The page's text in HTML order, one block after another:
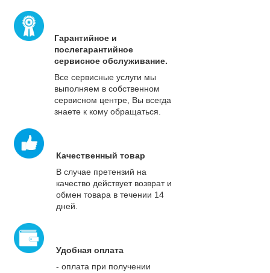
Гарантийное и
послегарантийное
сервисное обслуживание.
Все сервисные услуги мы
выполняем в собственном
сервисном центре, Вы всегда
знаете к кому обращаться.
Качественный товар
В случае претензий на
качество действует возврат и
обмен товара в течении 14
дней.
Удобная оплата
- оплата при получении